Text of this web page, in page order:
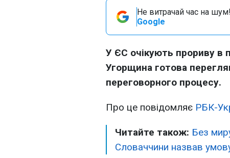
Не витрачай час на
Google
У ЄС очікують прориву в
Угорщина готова
переговорного процесу.
Про це повідомляє РБК-
Читайте також: Без
Словаччини назвав